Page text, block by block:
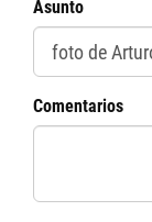
Asunto
Comentarios